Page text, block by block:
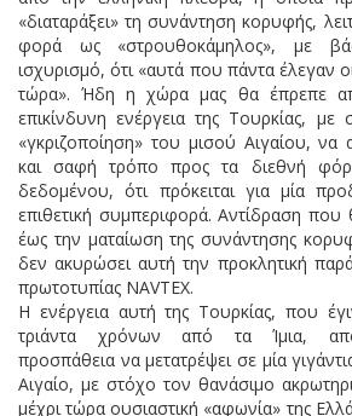
«διαταράξει» τη συνάντηση κορυφής,
φορά ως «στρουθοκάμηλος», με
ισχυρισμό, ότι «αυτά που πάντα έλεγαν
τώρα». Ήδη η χώρα μας θα έπρεπε
επικίνδυνη ενέργεια της Τουρκίας, με
«γκριζοποίηση» του μισού Αιγαίου, να
και σαφή τρόπο προς τα διεθνή
δεδομένου, ότι πρόκειται για μία
επιθετική συμπεριφορά. Αντίδραση
έως την ματαίωση της συνάντησης
δεν ακυρώσει αυτή την προκλητική
πρωτοτυπίας NAVTEX.
Η ενέργεια αυτή της Τουρκίας, που
τριάντα χρόνων από τα Ίμια,
προσπάθεια να μετατρέψει σε μία
Αιγαίο, με στόχο τον θανάσιμο
μέχρι τώρα ουσιαστική «αφωνία» της